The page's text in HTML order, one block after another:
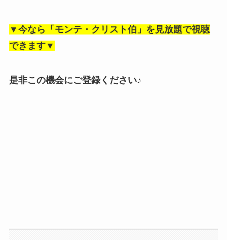
▼今なら「モンテ・クリスト伯」を見放題で視聴
できます▼
是非この機会にご登録ください♪